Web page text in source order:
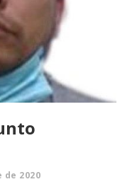
de 2020